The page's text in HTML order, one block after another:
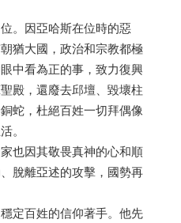
。因亞哈斯在位時的惡
猶大國，政治和宗教都極
中看為正的事，致力復興
殿，還廢去邱壇、毀壞柱
蛇，杜絕百姓一切拜偶像
。
也因其敬畏真神的心和順
脫離亞述的攻擊，國勢再
定百姓的信仰著手。他先